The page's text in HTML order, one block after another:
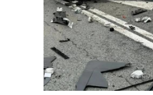
пожар дтп
Поделиться статьей: